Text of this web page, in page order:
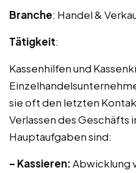
Branche: Handel &
Tätigkeit:
Kassenhilfen und
sie oft den letzten
Verlassen des Geschäfts
Hauptaufgaben sind:
– Kassieren:Abwicklung